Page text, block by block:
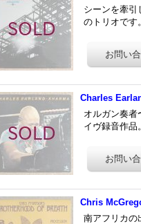
シーンを牽引
のトリオで
Charles
オルガン奏者
イヴ録音作
Chris
南アフリカの